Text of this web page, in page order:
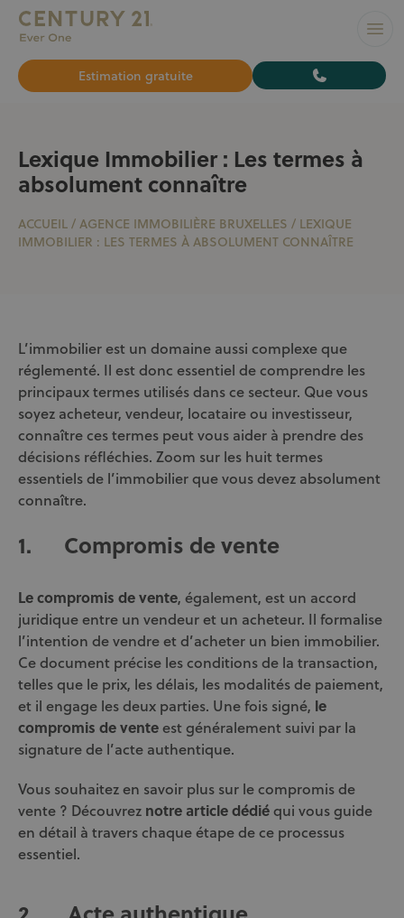
L’AGENCE N°1 À BRUXELLES pour vendre ou louer
Estimation gratuite
Lexique Immobilier : Les termes à
absolument connaître
ACCUEIL / AGENCE IMMOBILIÈRE BRUXELLES / LEXIQUE
IMMOBILIER : LES TERMES À ABSOLUMENT CONNAÎTRE
L’immobilier est un domaine aussi complexe que
réglementé. Il est donc essentiel de comprendre les
principaux termes utilisés dans ce secteur. Que vous
soyez acheteur, vendeur, locataire ou investisseur,
connaître ces termes peut vous aider à prendre des
décisions réfléchies. Zoom sur les huit termes
essentiels de l’immobilier que vous devez absolument
connaître.
1. Compromis de vente
Le compromis de vente, également, est un accord
juridique entre un vendeur et un acheteur. Il formalise
l’intention de vendre et d’acheter un bien immobilier.
Ce document précise les conditions de la transaction,
telles que le prix, les délais, les modalités de paiement,
et il engage les deux parties. Une fois signé, le
compromis de venteest généralement suivi par la
signature de l’acte authentique.
Vous souhaitez en savoir plus sur le compromis de
vente ? Découvrez notre article dédiéqui vous guide
en détail à travers chaque étape de ce processus
essentiel.